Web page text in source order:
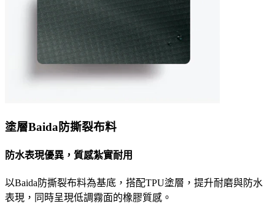
塗層Baida防撕裂布料
防水表現優異，質感紮實耐用
以Baida防撕裂布料為基底，搭配TPU塗層，提升耐磨與防水
表現，同時呈現低調霧面的橡膠質感。